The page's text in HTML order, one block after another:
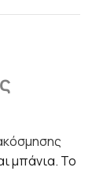
μπάνια. Το